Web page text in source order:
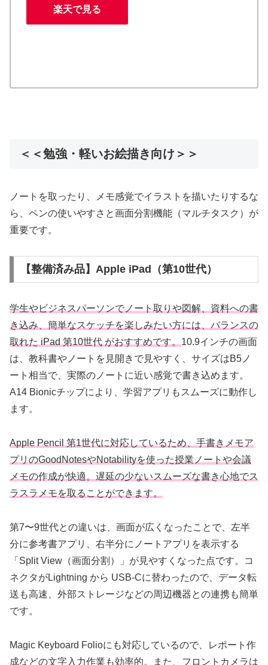
楽天で見る
＜＜勉強・軽いお絵描き向け＞＞
ノートを取ったり、メモ感覚でイラストを描いたりするな
ら、ペンの使いやすさと画面分割機能（マルチタスク）が
重要です。
【整備済み品】Apple iPad（第10世代）
学生やビジネスパーソンでノート取りや図解、資料への書
き込み、簡単なスケッチを楽しみたい方には、バランスの
取れた iPad 第10世代 がおすすめです。 10.9インチの画面
は、教科書やノートを見開きで見やすく、サイズはB5ノ
ート相当で、実際のノートに近い感覚で書き込めます。
A14 Bionicチップにより、学習アプリもスムーズに動作し
ます。
Apple Pencil 第1世代に対応しているため、手書きメモア
プリのGoodNotesやNotabilityを使った授業ノートや会議
メモの作成が快適。遅延の少ないスムーズな書き心地でス
ラスラメモを取ることができます。
第7〜9世代との違いは、画面が広くなったことで、左半
分に参考書アプリ、右半分にノートアプリを表示する
「Split View（画面分割）」が見やすくなった点です。コ
ネクタがLightning から USB-Cに替わったので、データ転
送も高速、外部ストレージなどの周辺機器との連携も簡単
です。
Magic Keyboard Folioにも対応しているので、レポート作
成などの文字入力作業も効率的。また、フロントカメラは